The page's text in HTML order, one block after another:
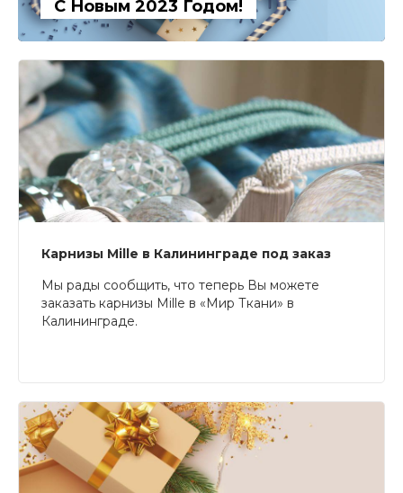
С Новым 2023 Годом!
Карнизы Mille в Калининграде под заказ
Мы рады сообщить, что теперь Вы можете
заказать карнизы Mille в «Мир Ткани» в
Калининграде.